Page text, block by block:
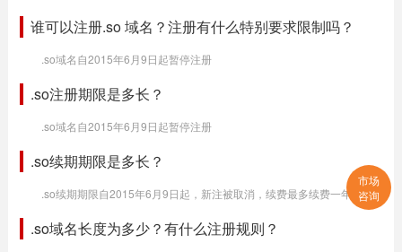
谁可以注册.so 域名？注册有什么特别要求限制吗？
.so域名自2015年6月9日起暂停注册
.so注册期限是多长？
.so域名自2015年6月9日起暂停注册
.so续期期限是多长？
.so续期期限自2015年6月9日起，新注被取消，续费最多续费一年
.so域名长度为多少？有什么注册规则？
市场
咨询